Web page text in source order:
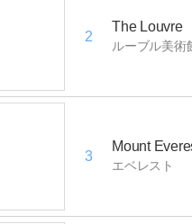
2
The Louvre
ルーブル美術
3
Mount
エベレスト